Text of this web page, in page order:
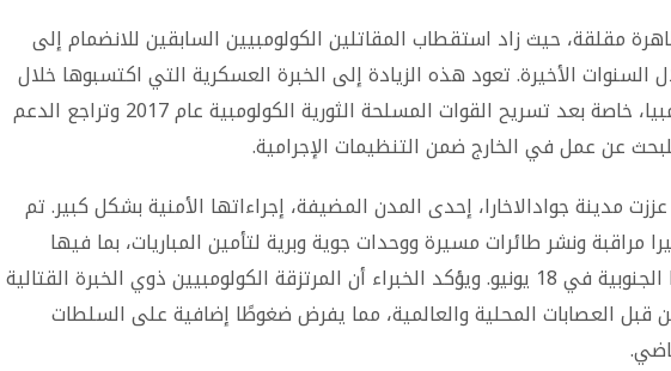
مقلقة، حيث زاد استقطاب المقاتلين الكولومبيين السابقين للانضمام إلى
السنوات الأخيرة. تعود هذه الزيادة إلى الخبرة العسكرية التي اكتسبوها خلال
الصراع الطويل في كولومبيا، خاصة بعد تسريح القوات المسلحة الثورية الكولومبية عام 2017 وتراجع الدعم
عن عمل في الخارج ضمن التنظيمات الإجرامية.
مدينة جوادالاخارا، إحدى المدن المضيفة، إجراءاتها الأمنية بشكل كبير. تم
مراقبة ونشر طائرات مسيرة ووحدات جوية وبرية لتأمين المباريات، بما فيها
مواجهة المكسيك وكوريا الجنوبية في 18 يونيو. ويؤكد الخبراء أن المرتزقة الكولومبيين ذوي الخبرة القتالية
قبل العصابات المحلية والعالمية، مما يفرض ضغوطًا إضافية على السلطات